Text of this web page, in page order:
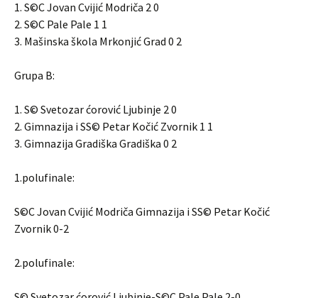
1. S©C Jovan Cvijić Modriča 2 0
2. S©C Pale Pale 1 1
3. Mašinska škola Mrkonjić Grad 0 2
Grupa B:
1. S© Svetozar ćorović Ljubinje 2 0
2. Gimnazija i SS© Petar Kočić Zvornik 1 1
3. Gimnazija Gradiška Gradiška 0 2
1.polufinale:
S©C Jovan Cvijić Modriča Gimnazija i SS© Petar Kočić
Zvornik 0-2
2.polufinale: